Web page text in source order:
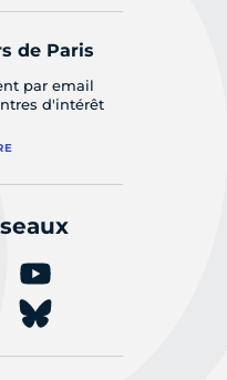
de Paris
par email
d'intérêt